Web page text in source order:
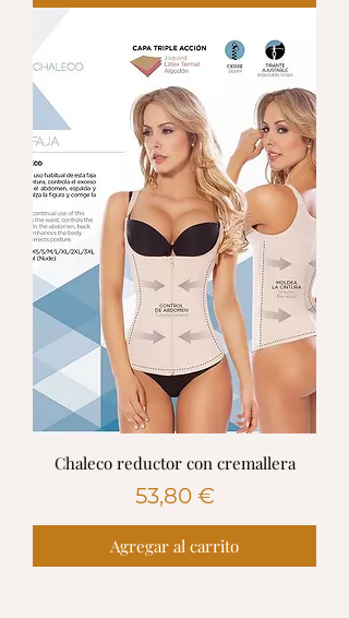
Chaleco reductor con cremallera
Precio
53,80 €
Agregar al carrito